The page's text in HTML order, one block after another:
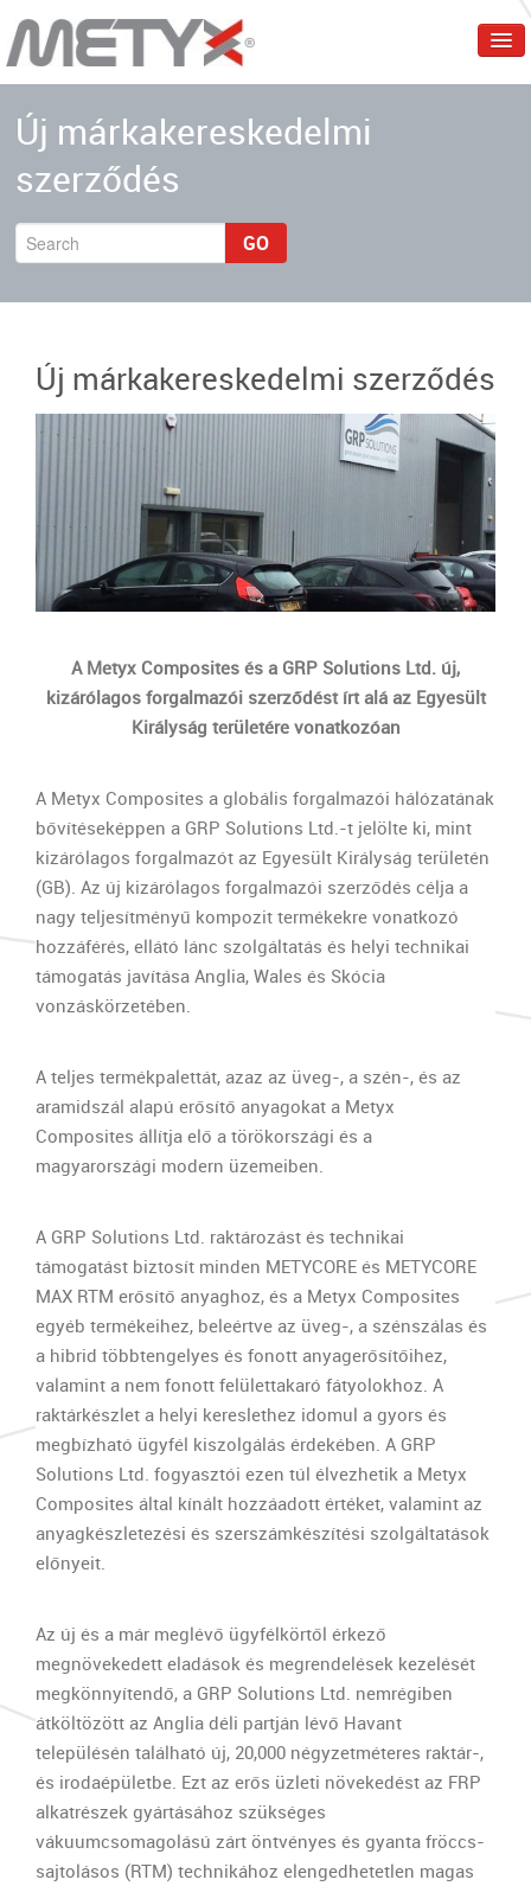
Főoldal
Céges
Termékek
Szolgáltatások
Közlés
Magyar
Új márkakereskedelmi
szerződés
GO
Új márkakereskedelmi szerződés
A Metyx Composites és a GRP Solutions Ltd. új,
kizárólagos forgalmazói szerződést írt alá az Egyesült
Királyság területére vonatkozóan
A Metyx Composites a globális forgalmazói hálózatának
bővítéseképpen a GRP Solutions Ltd.-t jelölte ki, mint
kizárólagos forgalmazót az Egyesült Királyság területén
(GB). Az új kizárólagos forgalmazói szerződés célja a
nagy teljesítményű kompozit termékekre vonatkozó
hozzáférés, ellátó lánc szolgáltatás és helyi technikai
támogatás javítása Anglia, Wales és Skócia
vonzáskörzetében.
A teljes termékpalettát, azaz az üveg-, a szén-, és az
aramidszál alapú erősítő anyagokat a Metyx
Composites állítja elő a törökországi és a
magyarországi modern üzemeiben.
A GRP Solutions Ltd. raktározást és technikai
támogatást biztosít minden METYCORE és METYCORE
MAX RTM erősítő anyaghoz, és a Metyx Composites
egyéb termékeihez, beleértve az üveg-, a szénszálas és
a hibrid többtengelyes és fonott anyagerősítőihez,
valamint a nem fonott felülettakaró fátyolokhoz. A
raktárkészlet a helyi kereslethez idomul a gyors és
megbízható ügyfél kiszolgálás érdekében. A GRP
Solutions Ltd. fogyasztói ezen túl élvezhetik a Metyx
Composites által kínált hozzáadott értéket, valamint az
anyagkészletezési és szerszámkészítési szolgáltatások
előnyeit.
Az új és a már meglévő ügyfélkörtől érkező
megnövekedett eladások és megrendelések kezelését
megkönnyítendő, a GRP Solutions Ltd. nemrégiben
átköltözött az Anglia déli partján lévő Havant
településén található új, 20,000 négyzetméteres raktár-,
és irodaépületbe. Ezt az erős üzleti növekedést az FRP
alkatrészek gyártásához szükséges
vákuumcsomagolású zárt öntvényes és gyanta fröccs-
sajtolásos (RTM) technikához elengedhetetlen magas